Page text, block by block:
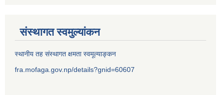
संस्थागत स्वमुल्यांकन
स्थानीय तह संस्थागत क्षमता स्वमूल्याङ्कन
fra.mofaga.gov.np/details?gnid=60607